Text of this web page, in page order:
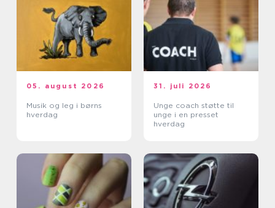
05. august 2026
Musik og leg i børns
hverdag
31. juli 2026
Unge coach støtte til
unge i en presset
hverdag